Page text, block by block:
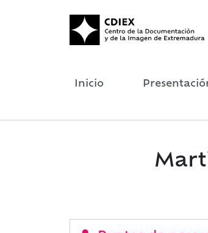
Inicio